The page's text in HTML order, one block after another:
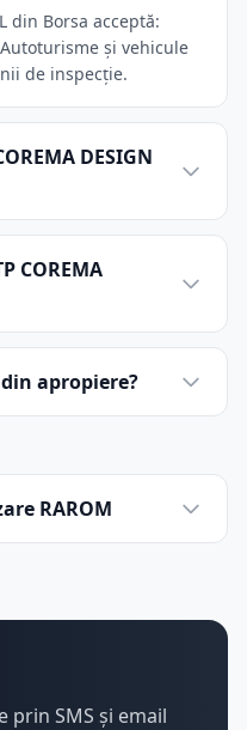
din Borsa acceptă:
și vehicule
de inspecție.
DESIGN
COREMA
apropiere?
RAROM
SMS și email